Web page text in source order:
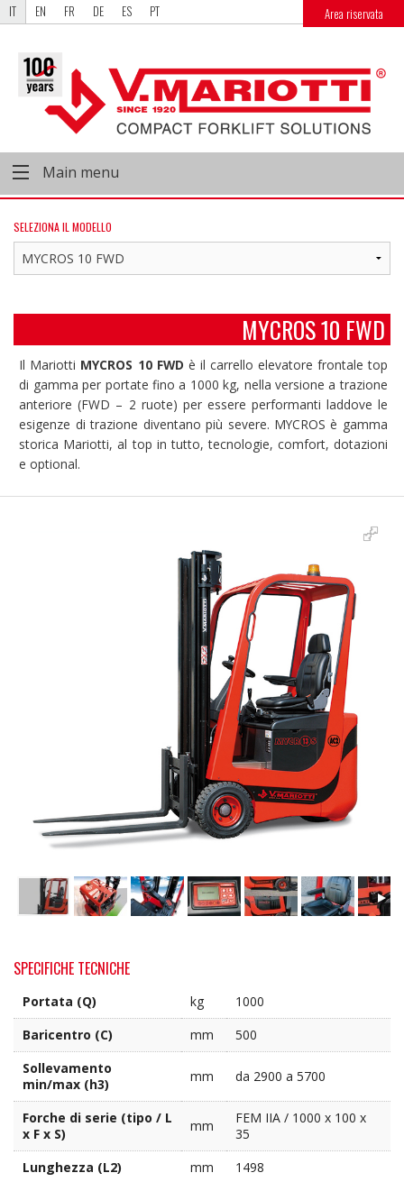
IT EN FR DE ES PT Area riservata
Main menu
SELEZIONA IL MODELLO
MYCROS 10 FWD
Il Mariotti MYCROS 10 FWD è il carrello elevatore frontale top
di gamma per portate fino a 1000 kg, nella versione a trazione
anteriore (FWD – 2 ruote) per essere performanti laddove le
esigenze di trazione diventano più severe. MYCROS è gamma
storica Mariotti, al top in tutto, tecnologie, comfort, dotazioni
e optional.
SPECIFICHE TECNICHE
Portata (Q) kg
1000
Baricentro (C)
mm
500
Sollevamento
min/max (h3)
mm da 2900 a 5700
Forche di serie (tipo / L
x F x S)
mm
FEM IIA / 1000 x 100 x
35
Lunghezza (L2)
mm
1498